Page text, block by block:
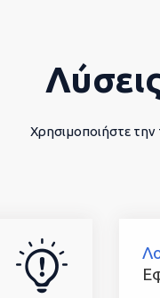
Χρησιμοποιήστε την